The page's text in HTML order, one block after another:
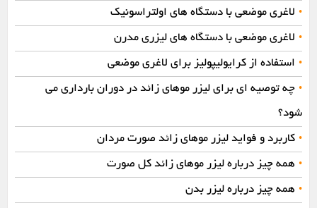
• لاغری موضعی با دستگاه‌ های اولتراسونیک
• لاغری موضعی با دستگاه‌ های لیزری مدرن
• استفاده از کرایولیپولیز برای لاغری موضعی
• چه توصیه ای برای لیزر موهای زائد در دوران بارداری می
شود؟
• کاربرد و فواید لیزر موهای زائد صورت مردان
• همه چیز درباره لیزر موهای زائد کل صورت
• همه چیز درباره لیزر بدن